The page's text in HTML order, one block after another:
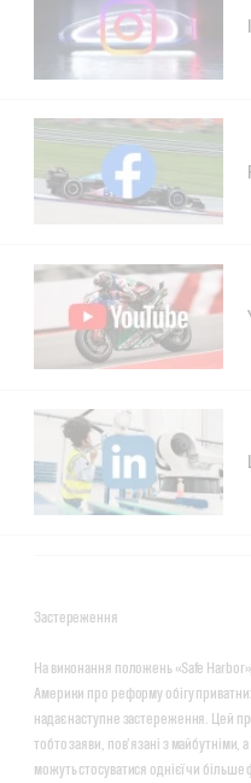
Застереження
На виконання положень «Safe
Америки про реформу обігу
надає наступне застереження. Цей
тобто заяви, пов’язані з
можуть стосуватися однієї чи більше